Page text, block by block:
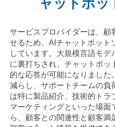
ャットボッ
サービスプロバイダーは、顧
せるため、AIチャットボット
しています。大規模言語モ
に裏打ちされ、チャットボッ
的な応答が可能になりました
減らし、サポートチームの負
は特に製品紹介、技術的トラ
マーケティングといった場面
ら、顧客との関連性と顧客